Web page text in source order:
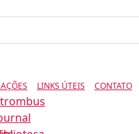
LINKS ÚTEIS CONTATO